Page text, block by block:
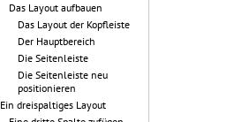
Das Layout aufbauen
Das Layout der Kopfleiste
Der Hauptbereich
Die Seitenleiste
Die Seitenleiste neu
positionieren
Ein dreispaltiges Layout